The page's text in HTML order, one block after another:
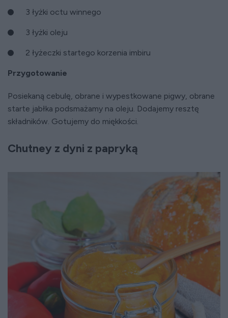
3 łyżki octu winnego
3 łyżki oleju
2 łyżeczki startego korzenia imbiru
Przygotowanie
Posiekaną cebulę, obrane i wypestkowane pigwy, obrane
starte jabłka podsmażamy na oleju. Dodajemy resztę
składników. Gotujemy do miękkości.
Chutney z dyni z papryką